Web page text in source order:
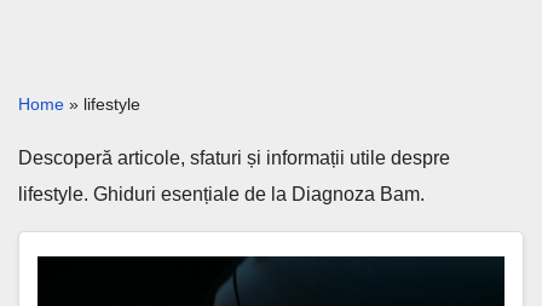
Home » lifestyle
Descoperă articole, sfaturi și informații utile despre
lifestyle. Ghiduri esențiale de la Diagnoza Bam.